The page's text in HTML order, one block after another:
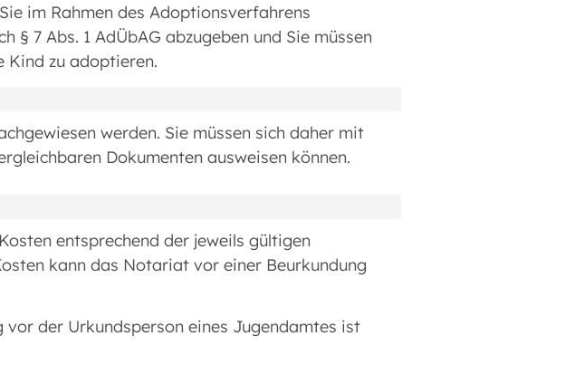
im Rahmen des Adoptionsverfahrens
§ 7 Abs. 1 AdÜbAG abzugeben und Sie müssen
Kind zu adoptieren.
werden. Sie müssen sich daher mit
Dokumenten ausweisen können.
entsprechend der jeweils gültigen
kann das Notariat vor einer Beurkundung
der Urkundsperson eines Jugendamtes ist